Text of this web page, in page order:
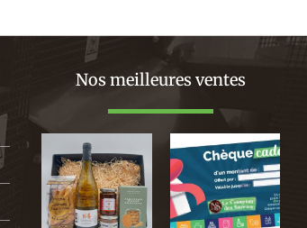
Nos meilleures ventes
Plage
de
prix :
130,00 €